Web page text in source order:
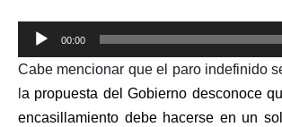
Reproductor
de
audio
00:00
Cabe mencionar que el paro indefinido
a propuesta del Gobierno desconoce
encasillamiento debe hacerse en un